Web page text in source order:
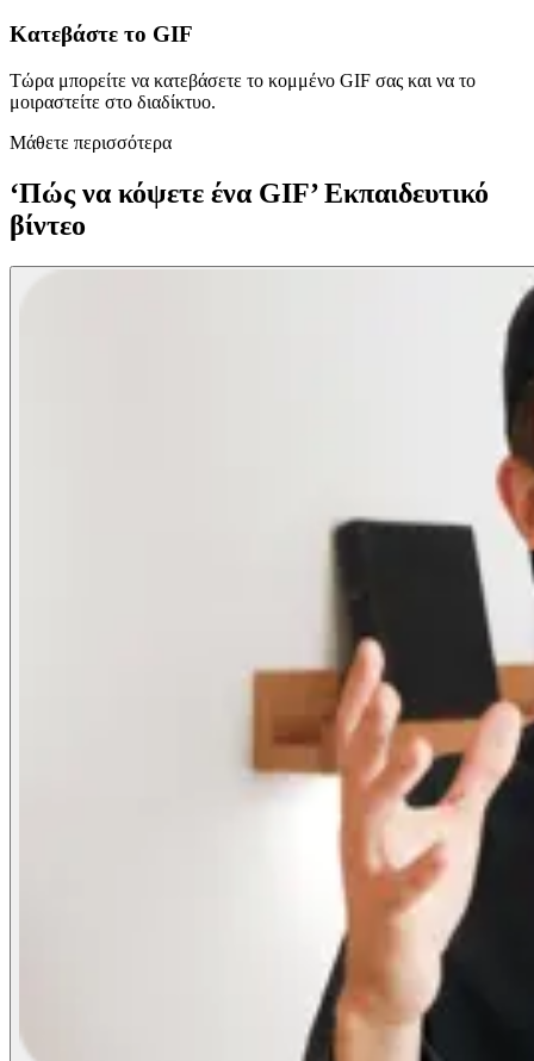
Κατεβάστε το GIF
Τώρα μπορείτε να κατεβάσετε το κομμένο GIF σας και να το
μοιραστείτε στο διαδίκτυο.
Μάθετε περισσότερα
‘Πώς να κόψετε ένα GIF’ Εκπαιδευτικό
βίντεο